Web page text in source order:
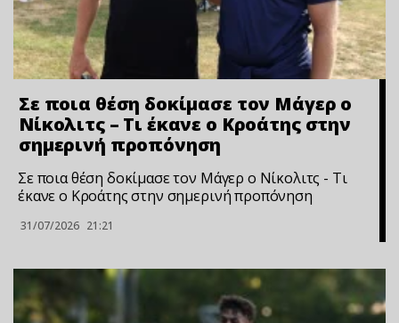
Σε ποια θέση δοκίμασε τον Μάγερ ο
Νίκολιτς – Τι έκανε ο Κροάτης στην
σημερινή προπόνηση
Σε ποια θέση δοκίμασε τον Μάγερ ο Νίκολιτς - Τι
έκανε ο Κροάτης στην σημερινή προπόνηση
31/07/2026 21:21